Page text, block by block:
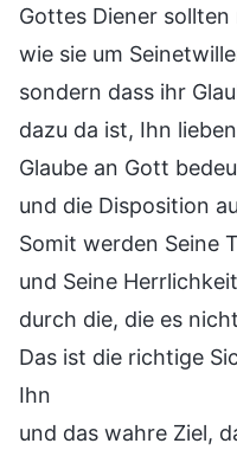
Gottes Diener
wie sie um
sondern dass ihr
dazu da ist, Ihn
Glaube an Gott
und die Disposition
Somit werden Seine
und Seine
durch die, die es
Das ist die richtige
Ihn
und das wahre Ziel,